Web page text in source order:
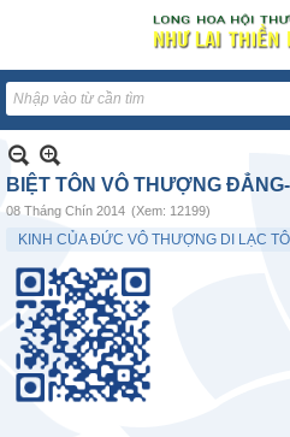
BIỆT TÔN VÔ THƯỢNG
08 Tháng Chín 2014 (Xem: 12199)
KINH CỦA ĐỨC VÔ THƯỢNG DI LẠC